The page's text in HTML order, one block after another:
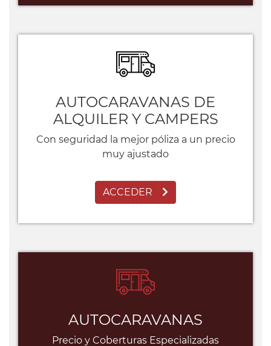
AUTOCARAVANAS DE
ALQUILER Y CAMPERS
Con seguridad la mejor póliza a un precio
muy ajustado
ACCEDER
AUTOCARAVANAS
Precio y Coberturas Especializadas